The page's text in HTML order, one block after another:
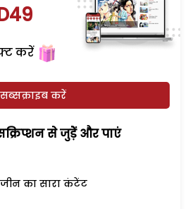
करें
सब्सक्राइब करें
से जुड़ेें और पाएं
का सारा कंटेंट